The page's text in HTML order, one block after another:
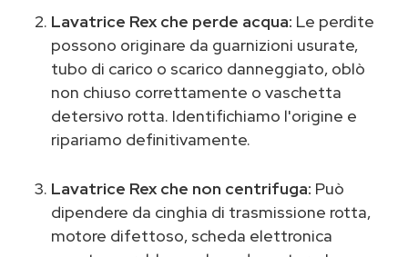
Lavatrice Rex che perde acqua: Le perdite
possono originare da guarnizioni usurate,
tubo di carico o scarico danneggiato, oblò
non chiuso correttamente o vaschetta
detersivo rotta. Identifichiamo l'origine e
ripariamo definitivamente.
Lavatrice Rex che non centrifuga: Può
dipendere da cinghia di trasmissione rotta,
motore difettoso, scheda elettronica